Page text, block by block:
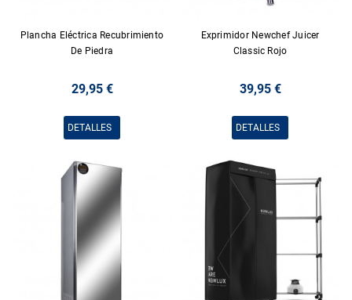
Plancha Eléctrica Recubrimiento
De Piedra
29,95 €
DETALLES
Exprimidor Newchef Juicer
Classic Rojo
39,95 €
DETALLES